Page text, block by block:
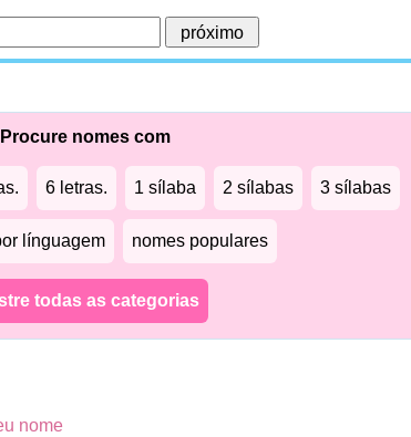
Procure nomes com
6 letras. 1 sílaba 2 sílabas 3 sílabas
línguagem nomes populares
todas as categorias
nome